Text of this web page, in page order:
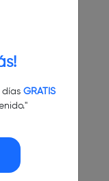
GRATIS